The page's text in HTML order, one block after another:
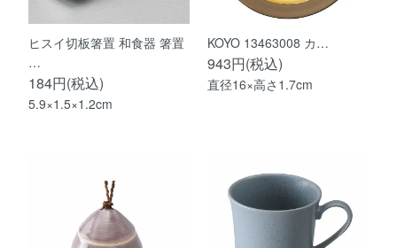
ヒスイ切板箸置 和食器 箸置
…
184円(税込)
5.9×1.5×1.2cm
KOYO 13463008 カ…
943円(税込)
直径16×高さ1.7cm